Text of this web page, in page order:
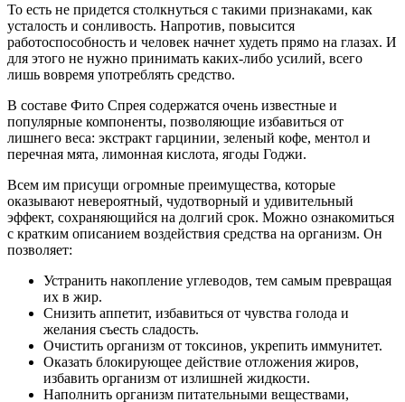
То есть не придется столкнуться с такими признаками, как
усталость и сонливость. Напротив, повысится
работоспособность и человек начнет худеть прямо на глазах. И
для этого не нужно принимать каких-либо усилий, всего
лишь вовремя употреблять средство.
В составе Фито Спрея содержатся очень известные и
популярные компоненты, позволяющие избавиться от
лишнего веса: экстракт гарцинии, зеленый кофе, ментол и
перечная мята, лимонная кислота, ягоды Годжи.
Всем им присущи огромные преимущества, которые
оказывают невероятный, чудотворный и удивительный
эффект, сохраняющийся на долгий срок. Можно ознакомиться
с кратким описанием воздействия средства на организм. Он
позволяет:
Устранить накопление углеводов, тем самым превращая
их в жир.
Снизить аппетит, избавиться от чувства голода и
желания съесть сладость.
Очистить организм от токсинов, укрепить иммунитет.
Оказать блокирующее действие отложения жиров,
избавить организм от излишней жидкости.
Наполнить организм питательными веществами,